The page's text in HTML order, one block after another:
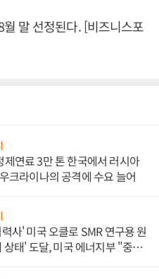
말 선정된다. [비즈니스포
연료 3만 톤 한국에서 러시아
크라이나의 공격에 수요 늘어
사' 미국 오클로 SMR 연구용 원
상태' 도달, 미국 에너지부 "중요